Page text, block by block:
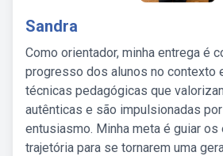
Sandra
Como orientador, minha entrega é
progresso dos alunos no contexto
técnicas pedagógicas que
autênticas e são impulsionadas
entusiasmo. Minha meta é guiar
trajetória para se tornarem uma